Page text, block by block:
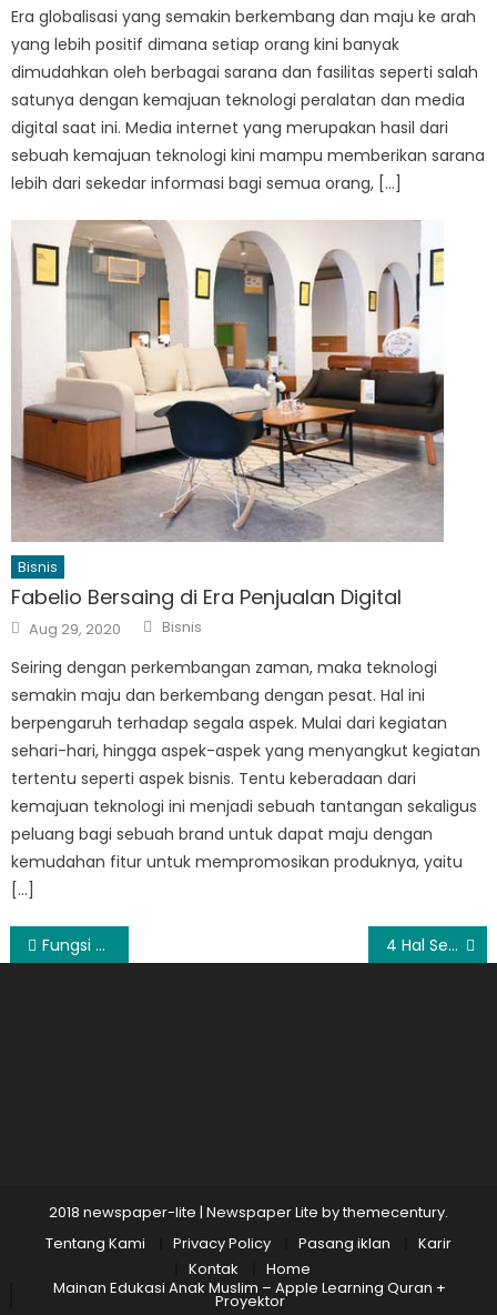
Era globalisasi yang semakin berkembang dan maju ke arah
yang lebih positif dimana setiap orang kini banyak
dimudahkan oleh berbagai sarana dan fasilitas seperti salah
satunya dengan kemajuan teknologi peralatan dan media
digital saat ini. Media internet yang merupakan hasil dari
sebuah kemajuan teknologi kini mampu memberikan sarana
lebih dari sekedar informasi bagi semua orang, […]
Bisnis
Fabelio Bersaing di Era Penjualan Digital
Posted
on
Aug 29, 2020 Author
Bisnis
Seiring dengan perkembangan zaman, maka teknologi
semakin maju dan berkembang dengan pesat. Hal ini
berpengaruh terhadap segala aspek. Mulai dari kegiatan
sehari-hari, hingga aspek-aspek yang menyangkut kegiatan
tertentu seperti aspek bisnis. Tentu keberadaan dari
kemajuan teknologi ini menjadi sebuah tantangan sekaligus
peluang bagi sebuah brand untuk dapat maju dengan
kemudahan fitur untuk mempromosikan produknya, yaitu
[…]
Post
Fungsi Nutrisi Otak Bagi Si Kecil 4 Hal Sebelum Membeli Sepasang Engagement Ring
2018 newspaper-lite | Newspaper Lite bythemecentury.
Tentang Kami
Privacy Policy Pasang iklan
Karir
Kontak
Home
Mainan Edukasi Anak Muslim – Apple Learning Quran +
Proyektor